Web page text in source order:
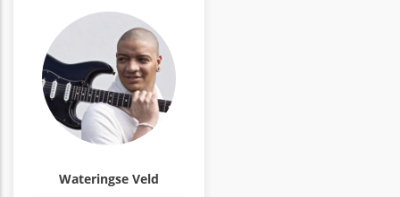
Wateringse Veld